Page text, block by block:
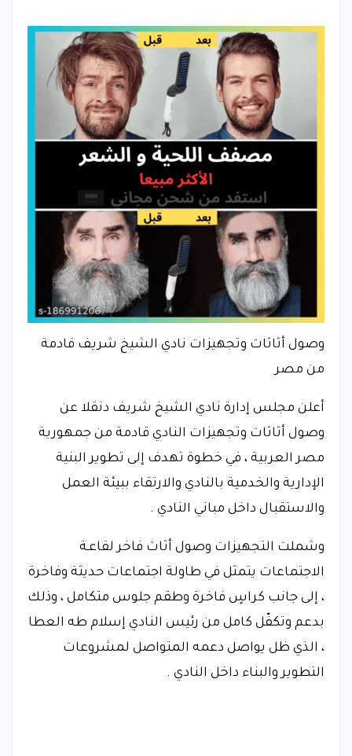
وصول أثاثات وتجهيزات نادي الشيخ شريف قادمة
من مصر
أعلن مجلس إدارة نادي الشيخ شريف دنقلا عن
وصول أثاثات وتجهيزات النادي قادمة من جمهورية
مصر العربية ، في خطوة تهدف إلى تطوير البنية
الإدارية والخدمية بالنادي والارتقاء ببيئة العمل
والاستقبال داخل مباني النادي .
وشملت التجهيزات وصول أثاث فاخر لقاعـة
الاجتماعات يتمثل في طاولة اجتماعات حديثة وفاخرة
، إلى جانب كراسٍ فاخرة وطقم جلوس متكامل ، وذلك
بدعم وتكفّل كامل من رئيس النادي إسلام طه العطا
، الذي ظل يواصل دعمه المتواصل لمشروعات
التطوير والبناء داخل النادي .